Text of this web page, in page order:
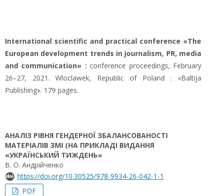
International scientific and practical conference «The
European development trends in journalism, PR, media
and communication» : conference proceedings, February
26–27, 2021. Wloclawek, Republic of Poland : «Baltija
Publishing». 179 pages.
АНАЛІЗ РІВНЯ ГЕНДЕРНОЇ ЗБАЛАНСОВАНОСТІ
МАТЕРІАЛІВ ЗМІ (НА ПРИКЛАДІ ВИДАННЯ
«УКРАЇНСЬКИЙ ТИЖДЕНЬ»
В. О. Андрійченко
https://doi.org/10.30525/978-9934-26-042-1-1
PDF